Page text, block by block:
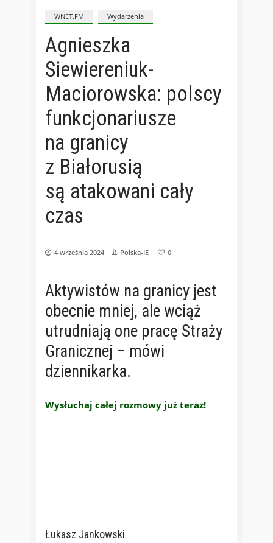
WNET.FM Wydarzenia
Agnieszka
Siewiereniuk-
Maciorowska: polscy
funkcjonariusze
na granicy
z Białorusią
są atakowani cały
czas
4 września 2024 Polska-IE 0
Aktywistów na granicy jest
obecnie mniej, ale wciąż
utrudniają one pracę Straży
Granicznej – mówi
dziennikarka.
Wysłuchaj całej rozmowy już teraz!
Łukasz Jankowski